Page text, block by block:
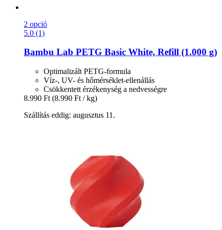
2 opció
5.0 (1)
Bambu Lab PETG Basic White, Refill (1.000 g)
Optimalizált PETG-formula
Víz-, UV- és hőmérséklet-ellenállás
Csökkentett érzékenység a nedvességre
8.990 Ft (8.990 Ft / kg)
Szállítás eddig: augusztus 11.